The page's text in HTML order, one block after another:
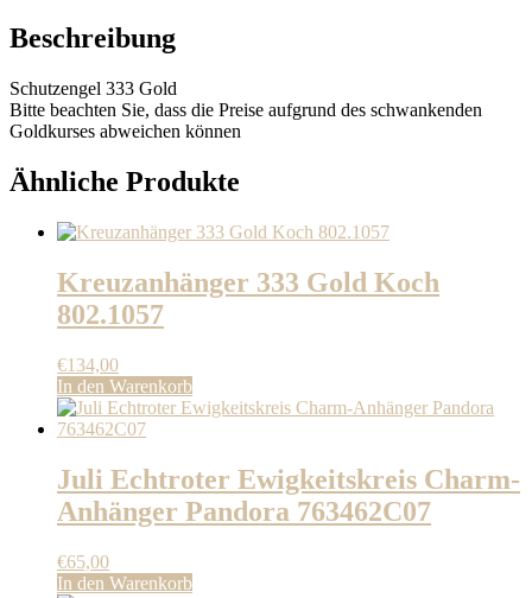
Beschreibung
Schutzengel 333 Gold
Bitte beachten Sie, dass die Preise aufgrund des schwankenden
Goldkurses abweichen können
Ähnliche Produkte
Kreuzanhänger 333 Gold Koch
802.1057
€134,00
In den Warenkorb
Juli Echtroter Ewigkeitskreis Charm-
Anhänger Pandora 763462C07
€65,00
In den Warenkorb